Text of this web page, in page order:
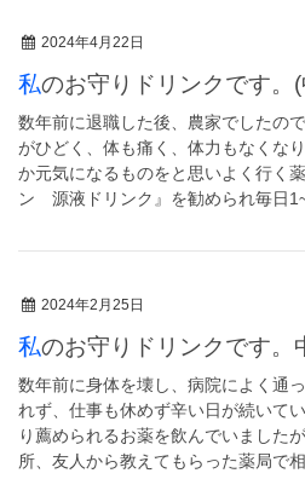
2024年4月22日
私のお守りドリンクです
数年前に退職した後、農家でしたの
がひどく、体も痛く、体力もなくな
か元気になるものをと思いよく行く
ン 源液ドリンク』を勧められ毎日
2024年2月25日
私のお守りドリンクです
数年前に身体を壊し、病院によく通
れず、仕事も休めず辛い日が続いて
り薦められるお薬を飲んでいました
所、友人から教えてもらった薬局で